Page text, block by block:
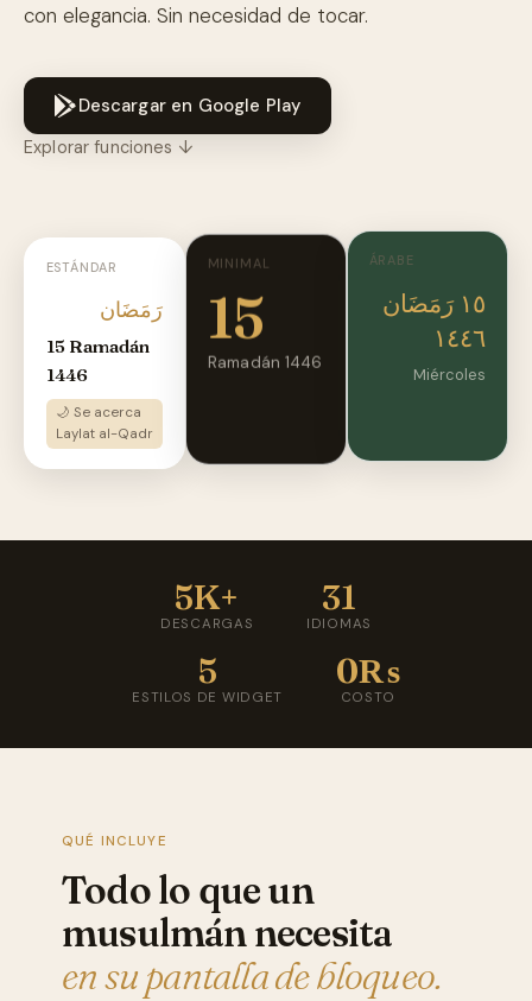
con elegancia. Sin necesidad de tocar.
Descargar en Google Play
Explorar funciones ↓
ESTÁNDAR
رَمَضَان
15 Ramadán
1446
🌙 Se acerca
Laylat al-Qadr
MINIMAL
15
Ramadán 1446
ÁRABE
١٥ رَمَضَان
١٤٤٦
Miércoles
5K+
DESCARGAS
31
IDIOMAS
5
ESTILOS DE WIDGET
0₨
COSTO
QUÉ INCLUYE
Todo lo que un
musulmán necesita
en su pantalla de bloqueo.